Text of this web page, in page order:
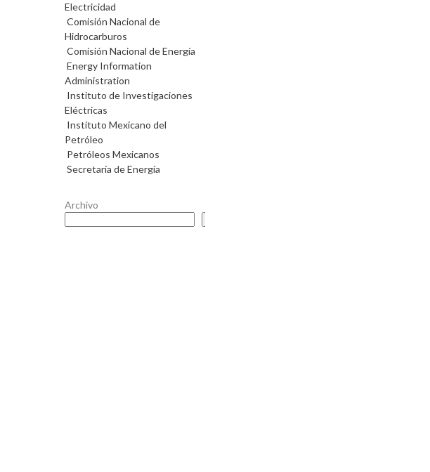
Electricidad
Comisión Nacional de
Hidrocarburos
Comisión Nacional de Energía
Energy Information
Administration
Instituto de Investigaciones
Eléctricas
Instituto Mexicano del
Petróleo
Petróleos Mexicanos
Secretaría de Energía
Archivo